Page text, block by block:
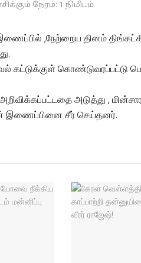
நேரம்: 1 நிமிடம்
,நேற்றைய தினம்
கட்டுக்குள் கொண்டுவரப்பட்டு
அடுத்து ,
இணைப்பினை சீர் செய்தனர்.